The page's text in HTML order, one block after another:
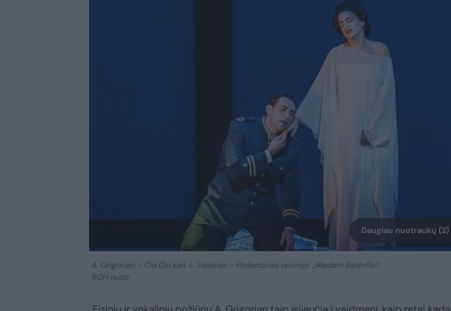
Daugiau nuotraukų (2)
A. Grigorian – Čio Čio san, L. Vasaras – Pinkertonas operoje „Madam Baterflai“.
ROH nuotr.